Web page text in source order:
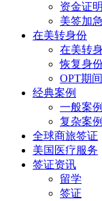
资金证
美签加
在美转身份
在美转
恢复身
OPT期
经典案例
一般案例
复杂案例
全球商旅签证
美国医疗服务
签证资讯
留学
签证